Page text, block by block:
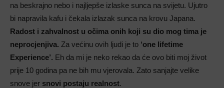
na beskrajno nebo i najljepše izlaske sunca na svijetu. Ujutro
bi napravila kafu i čekala izlazak sunca na krovu Japana.
Radost i zahvalnost u očima onih koji su dio mog tima je
neprocjenjiva. Za većinu ovih ljudi je to ‘one lifetime
Experience’. Eh da mi je neko rekao da će ovo biti moj život
prije 10 godina pa ne bih mu vjerovala. Zato sanjajte velike
snove jer snovi postaju realnost.